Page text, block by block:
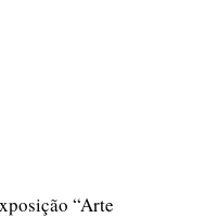
“Arte